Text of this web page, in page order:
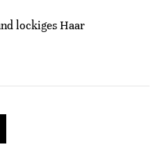
lockiges Haar